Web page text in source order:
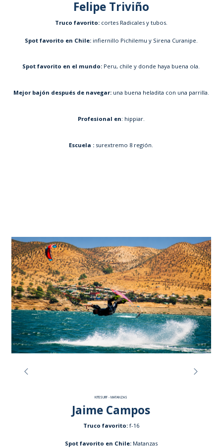
Felipe Triviño
Truco favorito: cortes Radicales y tubos.
Spot favorito en Chile:infiernillo Pichilemu y Sirena Curanipe.
Spot favorito en el mundo: Peru, chile y donde haya buena ola.
Mejor bajón después de navegar:una buena heladita con una parrilla.
Profesional en: hippiar.
Escuela : surextremo 8 región.
KITESURF - MATANZAS
Jaime Campos
Truco favorito:f-16
Spot favorito en Chile: Matanzas